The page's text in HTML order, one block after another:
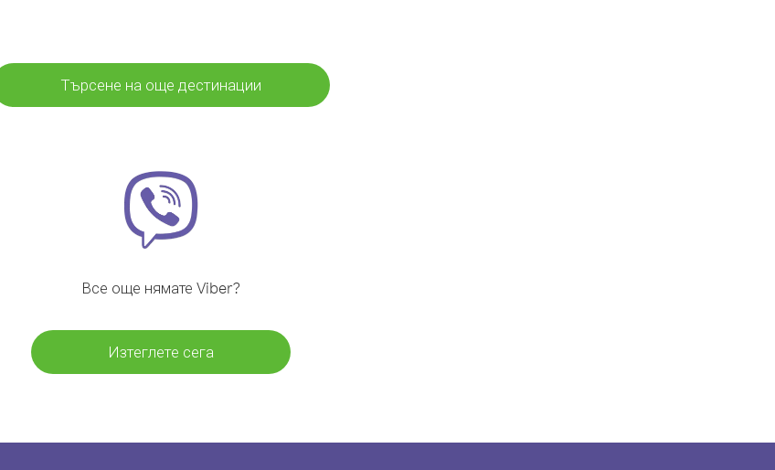
Търсене на още дестинации
Все още нямате Viber?
Изтеглете сега